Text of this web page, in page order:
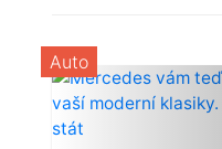
Auto